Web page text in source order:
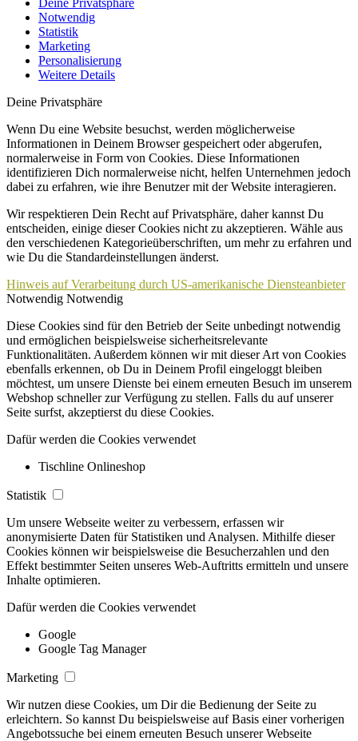
Deine Privatsphäre
Notwendig
Statistik
Marketing
Personalisierung
Weitere Details
Deine Privatsphäre
Wenn Du eine Website besuchst, werden möglicherweise
Informationen in Deinem Browser gespeichert oder abgerufen,
normalerweise in Form von Cookies. Diese Informationen
identifizieren Dich normalerweise nicht, helfen Unternehmen jedoch
dabei zu erfahren, wie ihre Benutzer mit der Website interagieren.
Wir respektieren Dein Recht auf Privatsphäre, daher kannst Du
entscheiden, einige dieser Cookies nicht zu akzeptieren. Wähle aus
den verschiedenen Kategorieüberschriften, um mehr zu erfahren und
wie Du die Standardeinstellungen änderst.
Hinweis auf Verarbeitung durch US-amerikanische Diensteanbieter
Notwendig Notwendig
Diese Cookies sind für den Betrieb der Seite unbedingt notwendig
und ermöglichen beispielsweise sicherheitsrelevante
Funktionalitäten. Außerdem können wir mit dieser Art von Cookies
ebenfalls erkennen, ob Du in Deinem Profil eingeloggt bleiben
möchtest, um unsere Dienste bei einem erneuten Besuch im unserem
Webshop schneller zur Verfügung zu stellen. Falls du auf unserer
Seite surfst, akzeptierst du diese Cookies.
Dafür werden die Cookies verwendet
Tischline Onlineshop
Statistik
Um unsere Webseite weiter zu verbessern, erfassen wir
anonymisierte Daten für Statistiken und Analysen. Mithilfe dieser
Cookies können wir beispielsweise die Besucherzahlen und den
Effekt bestimmter Seiten unseres Web-Auftritts ermitteln und unsere
Inhalte optimieren.
Dafür werden die Cookies verwendet
Google
Google Tag Manager
Marketing
Wir nutzen diese Cookies, um Dir die Bedienung der Seite zu
erleichtern. So kannst Du beispielsweise auf Basis einer vorherigen
Angebotssuche bei einem erneuten Besuch unserer Webseite